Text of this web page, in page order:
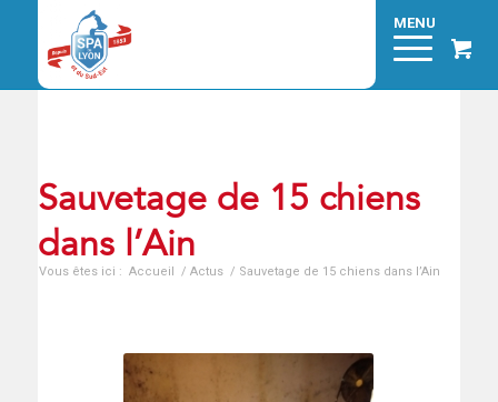
Sauvetage de 15 chiens
dans l’Ain
Vous êtes ici : Accueil / Actus / Sauvetage de 15 chiens dans l’Ain